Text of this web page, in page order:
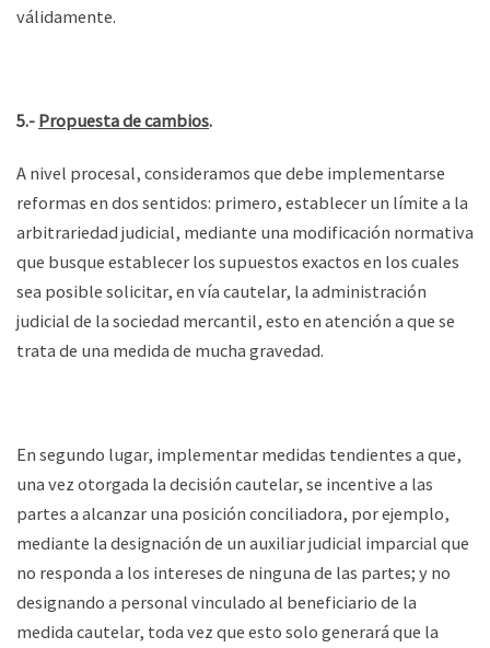
válidamente.
5.- Propuesta de cambios.
A nivel procesal, consideramos que debe implementarse
reformas en dos sentidos: primero, establecer un límite a la
arbitrariedad judicial, mediante una modificación normativa
que busque establecer los supuestos exactos en los cuales
sea posible solicitar, en vía cautelar, la administración
judicial de la sociedad mercantil, esto en atención a que se
trata de una medida de mucha gravedad.
En segundo lugar, implementar medidas tendientes a que,
una vez otorgada la decisión cautelar, se incentive a las
partes a alcanzar una posición conciliadora, por ejemplo,
mediante la designación de un auxiliar judicial imparcial que
no responda a los intereses de ninguna de las partes; y no
designando a personal vinculado al beneficiario de la
medida cautelar, toda vez que esto solo generará que la